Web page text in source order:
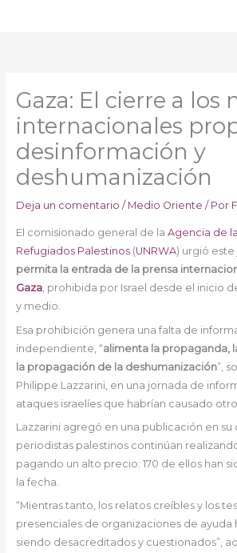
Gaza: El cierre a los
internacionales
desinformación y
deshumanización
Deja un comentario / Medio Oriente / Por
El comisionado general de la Agencia de
Refugiados Palestinos(UNRWA) urgió este
permita la entrada de la prensa
Gaza, prohibida por Israel desde el inicio
y medio.
Esa prohibición genera una falta de
independiente, “alimenta la propaganda,
la propagación de la deshumanización”,
Philippe Lazzarini, en una jornada de
ataques israelíes que habrían causado
Lazzarini agregó en una publicación en su
periodistas palestinos continúan
pagando un alto precio: 170 de ellos han
la fecha.
“Mientras tanto, los relatos creíbles y los
presenciales de organizaciones de ayuda
siendo desacreditados y cuestionados”,